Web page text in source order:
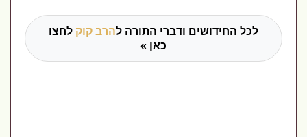
לכל החידושים ודברי התורה להרב קוקלחצו
כאן »